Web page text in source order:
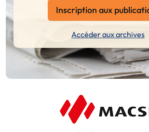
Inscription aux
Accéder aux archives